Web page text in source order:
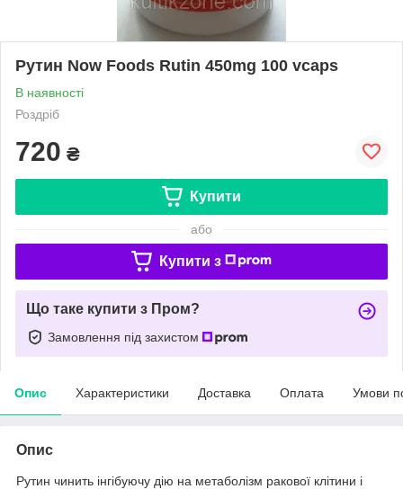
Рутин Now Foods Rutin 450mg 100 vcaps
В наявності
Роздріб
720 ₴
Купити
або
Купити з
Що таке купити з Пром?
Замовлення під захистом
Опис Характеристики Доставка Оплата Умови
Опис
Рутин чинить інгібуючу дію на метаболізм ракової клітини і